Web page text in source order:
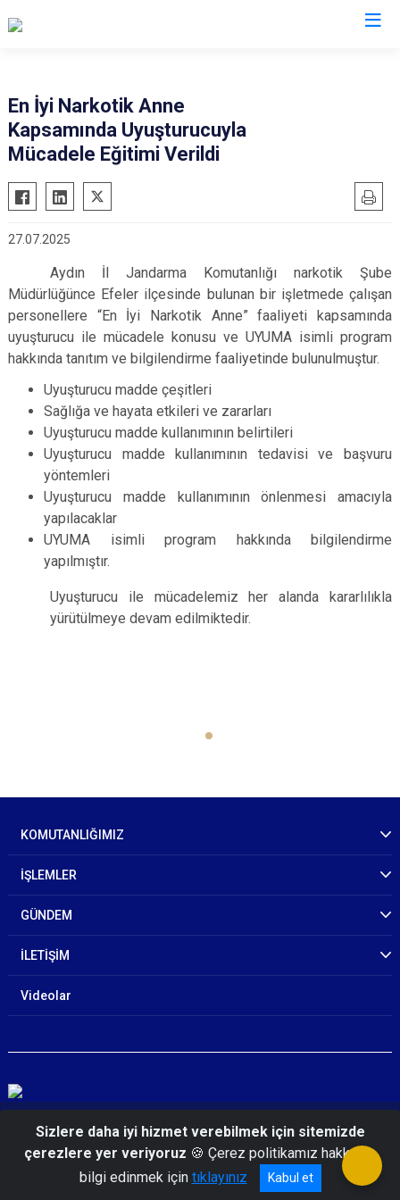
En İyi Narkotik Anne
Kapsamında Uyuşturucuyla
Mücadele Eğitimi Verildi
27.07.2025
Aydın İl Jandarma Komutanlığı narkotik Şube
Müdürlüğünce Efeler ilçesinde bulunan bir işletmede çalışan
personellere “En İyi Narkotik Anne” faaliyeti kapsamında
uyuşturucu ile mücadele konusu ve UYUMA isimli program
hakkında tanıtım ve bilgilendirme faaliyetinde bulunulmuştur.
Uyuşturucu madde çeşitleri
Sağlığa ve hayata etkileri ve zararları
Uyuşturucu madde kullanımının belirtileri
Uyuşturucu madde kullanımının tedavisi ve başvuru
yöntemleri
Uyuşturucu madde kullanımının önlenmesi amacıyla
yapılacaklar
UYUMA isimli program hakkında bilgilendirme
yapılmıştır.
Uyuşturucu ile mücadelemiz her alanda kararlılıkla
yürütülmeye devam edilmiktedir.
KOMUTANLIĞIMIZ
İŞLEMLER
GÜNDEM
İLETİŞİM
Videolar
© 2026 Aydın İl Jandarma Komutanlığı
Sizlere daha iyi hizmet verebilmek için sitemizde
çerezlere yer veriyoruz 🍪 Çerez politikamız hakkında
bilgi edinmek için tıklayınız Kabul et